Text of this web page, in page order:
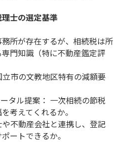
士の選定基準
所が存在するが、相続税は所
門知識（特に不動産鑑定評
市の文教地区特有の減額要
ル提案： 一次相続の節税
考えてくれるか。
不動産会社と連携し、登記
ートできるか。